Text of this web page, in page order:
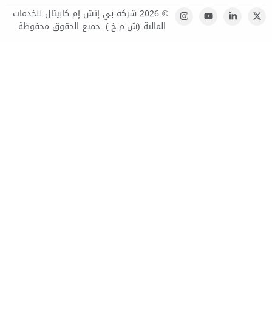
© 2026 شركة بي إتش إم كابيتال للخدمات
المالية (ش.م.خ.). جميع الحقوق محفوظة.